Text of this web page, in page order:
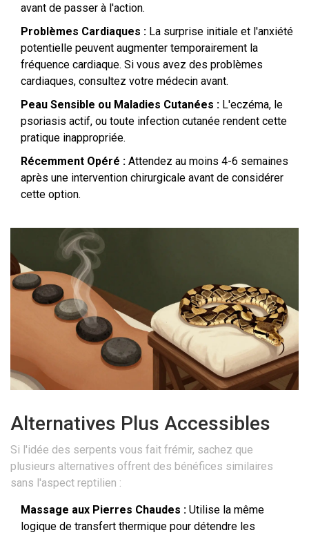
avant de passer à l'action.
Problèmes Cardiaques : La surprise initiale et l'anxiété
potentielle peuvent augmenter temporairement la
fréquence cardiaque. Si vous avez des problèmes
cardiaques, consultez votre médecin avant.
Peau Sensible ou Maladies Cutanées : L'eczéma, le
psoriasis actif, ou toute infection cutanée rendent cette
pratique inappropriée.
Récemment Opéré : Attendez au moins 4-6 semaines
après une intervention chirurgicale avant de considérer
cette option.
Alternatives Plus Accessibles
Si l'idée des serpents vous fait frémir, sachez que
plusieurs alternatives offrent des bénéfices similaires
sans l'aspect reptilien :
Massage aux Pierres Chaudes : Utilise la même
logique de transfert thermique pour détendre les